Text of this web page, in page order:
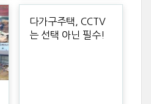
다가구주택, CCTV
는 선택 아닌 필수!